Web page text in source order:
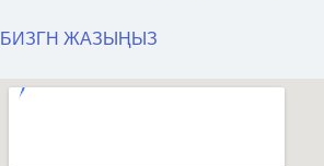
БИЗГН ЖАЗЫҢЫЗ